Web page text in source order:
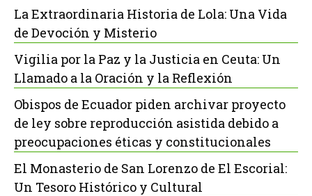
La Extraordinaria Historia de Lola: Una Vida
de Devoción y Misterio
Vigilia por la Paz y la Justicia en Ceuta: Un
Llamado a la Oración y la Reflexión
Obispos de Ecuador piden archivar proyecto
de ley sobre reproducción asistida debido a
preocupaciones éticas y constitucionales
El Monasterio de San Lorenzo de El Escorial:
Un Tesoro Histórico y Cultural